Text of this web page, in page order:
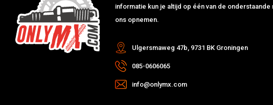
informatie kun je altijd op één van de
ons opnemen.
Ulgersmaweg 47b, 9731 BK Groningen
085-0606065
info@onlymx.com